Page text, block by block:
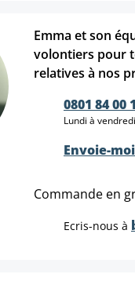
Emma et son
volontiers pour
relatives à nos
0801 84 00
Lundi à
Envoie-
Commande en
Ecris-nous à